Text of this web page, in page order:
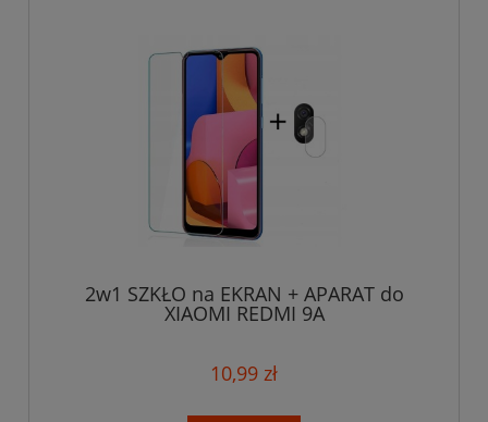
2w1 SZKŁO na EKRAN + APARAT do
XIAOMI REDMI 9A
10,99 zł